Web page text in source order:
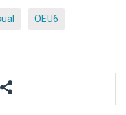
OEU6